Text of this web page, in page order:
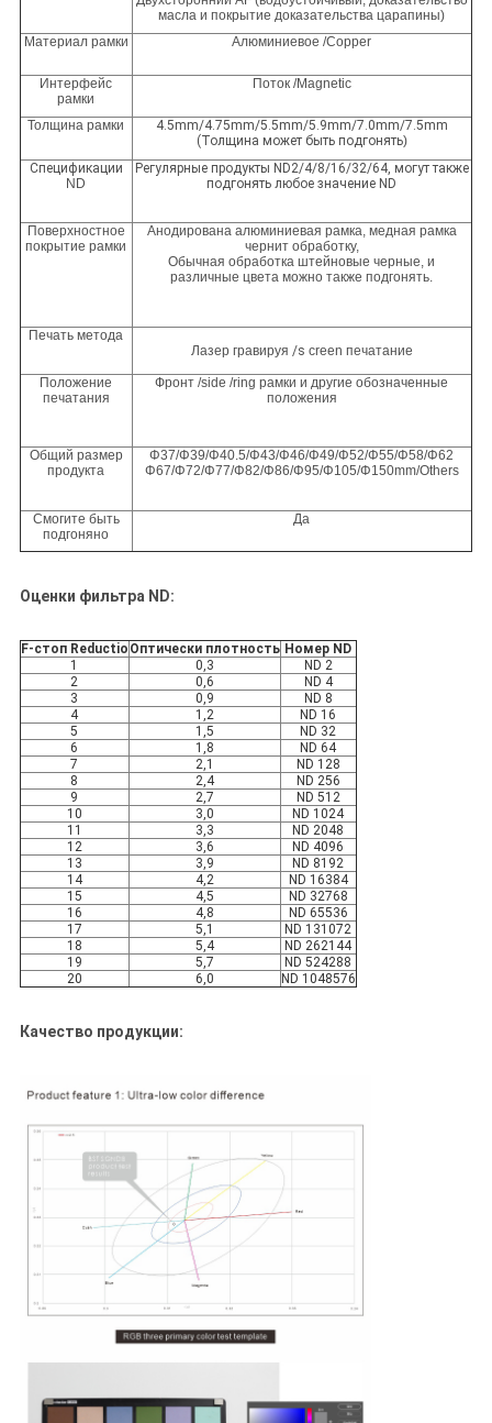
масла и покрытие доказательства царапины)
Материал рамки
Алюминиевое /Copper
Интерфейс
рамки
Поток /Magnetic
Толщина рамки
4.5mm/4.75mm/5.5mm/5.9mm/7.0mm/7.5mm
(Толщина может быть подгонять)
Спецификации
ND
Регулярные продукты ND2/4/8/16/32/64, могут также
подгонять любое значение ND
Поверхностное
покрытие рамки
Анодирована алюминиевая рамка, медная рамка
чернит обработку,
Обычная обработка штейновые черные, и
различные цвета можно также подгонять.
Печать метода
Лазер гравируя /s creen печатание
Положение
печатания
Фронт /side /ring рамки и другие обозначенные
положения
Общий размер
продукта
Φ37/Φ39/Φ40.5/Φ43/Φ46/Φ49/Φ52/Φ55/Φ58/Φ62
Φ67/Φ72/Φ77/Φ82/Φ86/Φ95/Φ105/Φ150mm/Others
Смогите быть
подгоняно
Да
Оценки фильтра ND:
F-стоп Reductio Оптически плотность Номер ND
1
0,3
ND 2
2
0,6
ND 4
3
0,9
ND 8
4
1,2
ND 16
5
1,5
ND 32
6
1,8
ND 64
7
2,1
ND 128
8
2,4
ND 256
9
2,7
ND 512
10
3,0
ND 1024
11
3,3
ND 2048
12
3,6
ND 4096
13
3,9
ND 8192
14
4,2
ND 16384
15
4,5
ND 32768
16
4,8
ND 65536
17
5,1
ND 131072
18
5,4
ND 262144
19
5,7
ND 524288
20
6,0 ND 1048576
Качество продукции: